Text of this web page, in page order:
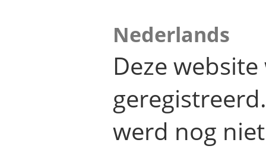
Nederlands
Deze
werd nog